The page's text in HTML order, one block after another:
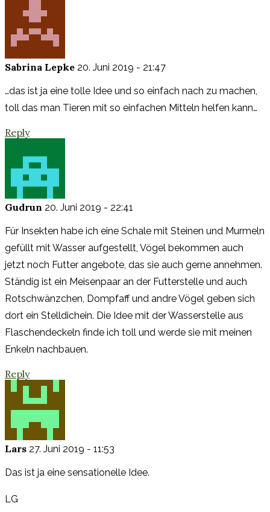
Sabrina Lepke 20. Juni 2019 - 21:47
…das ist ja eine tolle Idee und so einfach nach zu machen,
toll das man Tieren mit so einfachen Mitteln helfen kann…
Reply
Gudrun 20. Juni 2019 - 22:41
Für Insekten habe ich eine Schale mit Steinen und Murmeln
gefüllt mit Wasser aufgestellt, Vögel bekommen auch
jetzt noch Futter angebote, das sie auch gerne annehmen.
Ständig ist ein Meisenpaar an der Futterstelle und auch
Rotschwänzchen, Dompfaff und andre Vögel geben sich
dort ein Stelldichein. Die Idee mit der Wasserstelle aus
Flaschendeckeln finde ich toll und werde sie mit meinen
Enkeln nachbauen.
Reply
Lars 27. Juni 2019 - 11:53
Das ist ja eine sensationelle Idee.
LG